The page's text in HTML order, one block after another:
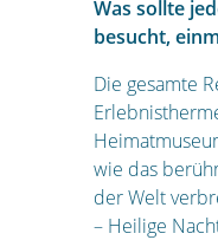
Was sollte
besucht,
Die gesamte
wie das
der Welt
– Heilige